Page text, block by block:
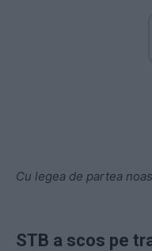
Cu legea de partea
STB a scos pe